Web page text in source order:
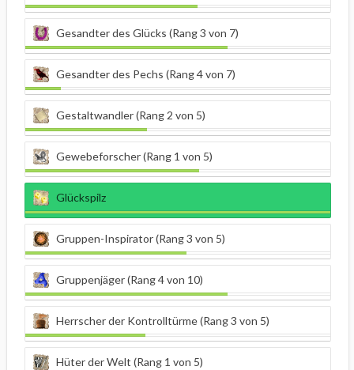
Gesandter des Glücks (Rang 3 von 7)
Gesandter des Pechs (Rang 4 von 7)
Gestaltwandler (Rang 2 von 5)
Gewebeforscher (Rang 1 von 5)
Glückspilz
Gruppen-Inspirator (Rang 3 von 5)
Gruppenjäger (Rang 4 von 10)
Herrscher der Kontrolltürme (Rang 3 von 5)
Hüter der Welt (Rang 1 von 5)